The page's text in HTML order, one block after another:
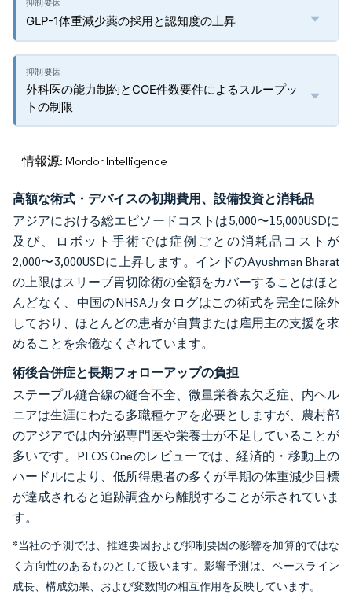
GLP-1体重減少薬の採用と認知度の上昇
外科医の能力制約とCOE件数要件によるスループッ
トの制限
情報源: Mordor Intelligence
高額な術式・デバイスの初期費用、設備投資と消耗品
アジアにおける総エピソードコストは5,000〜15,000USDに
及び、ロボット手術では症例ごとの消耗品コストが
2,000〜3,000USDに上昇します。インドのAyushman Bharat
の上限はスリーブ胃切除術の全額をカバーすることはほと
んどなく、中国のNHSAカタログはこの術式を完全に除外
しており、ほとんどの患者が自費または雇用主の支援を求
めることを余儀なくされています。
術後合併症と長期フォローアップの負担
ステープル縫合線の縫合不全、微量栄養素欠乏症、内ヘル
ニアは生涯にわたる多職種ケアを必要としますが、農村部
のアジアでは内分泌専門医や栄養士が不足していることが
多いです。PLOS Oneのレビューでは、経済的・移動上の
ハードルにより、低所得患者の多くが早期の体重減少目標
が達成されると追跡調査から離脱することが示されていま
す。
*当社の予測では、推進要因および抑制要因の影響を加算的ではな
く方向性のあるものとして扱います。影響予測は、ベースライン
成長、構成効果、および変数間の相互作用を反映しています。